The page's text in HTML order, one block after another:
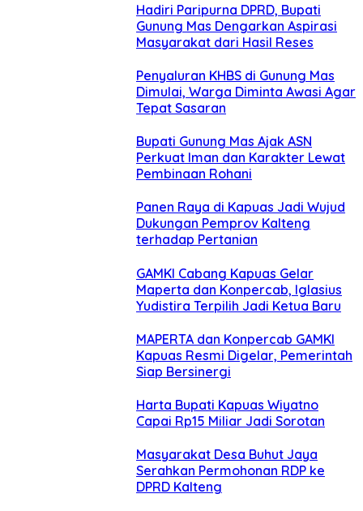
Hadiri Paripurna DPRD, Bupati
Gunung Mas Dengarkan Aspirasi
Masyarakat dari Hasil Reses
Penyaluran KHBS di Gunung Mas
Dimulai, Warga Diminta Awasi Agar
Tepat Sasaran
Bupati Gunung Mas Ajak ASN
Perkuat Iman dan Karakter Lewat
Pembinaan Rohani
Panen Raya di Kapuas Jadi Wujud
Dukungan Pemprov Kalteng
terhadap Pertanian
GAMKI Cabang Kapuas Gelar
Maperta dan Konpercab, Iglasius
Yudistira Terpilih Jadi Ketua Baru
MAPERTA dan Konpercab GAMKI
Kapuas Resmi Digelar, Pemerintah
Siap Bersinergi
Harta Bupati Kapuas Wiyatno
Capai Rp15 Miliar Jadi Sorotan
Masyarakat Desa Buhut Jaya
Serahkan Permohonan RDP ke
DPRD Kalteng